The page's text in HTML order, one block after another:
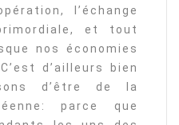
l’échange
et tout
nos économies
d’ailleurs bien
d’être de la
parce que